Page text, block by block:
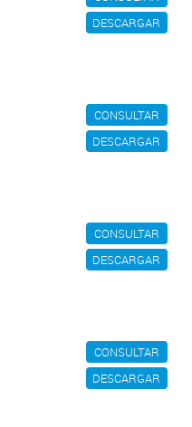
DESCARGAR
CONSULTAR
DESCARGAR
CONSULTAR
DESCARGAR
CONSULTAR
DESCARGAR